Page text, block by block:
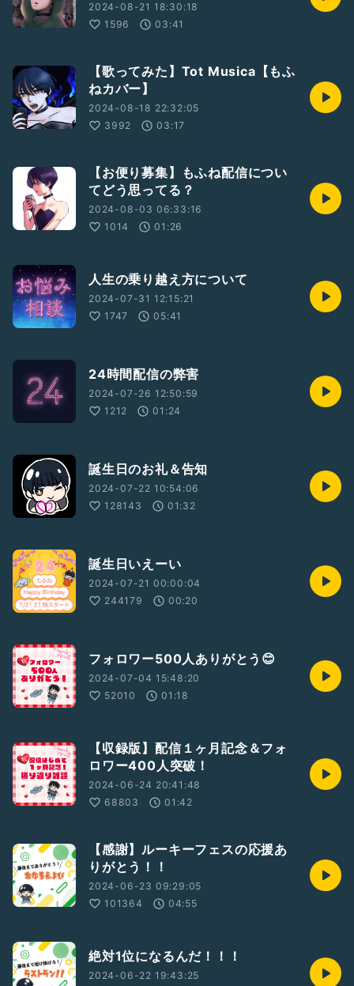
2024-08-21 18:30:18
1596
03:41
【歌ってみた】Tot Musica【もふ
ねカバー】
2024-08-18 22:32:05
3992
03:17
【お便り募集】もふね配信につい
てどう思ってる？
2024-08-03 06:33:16
1014
01:26
人生の乗り越え方について
2024-07-31 12:15:21
1747
05:41
24時間配信の弊害
2024-07-26 12:50:59
1212
01:24
誕生日のお礼＆告知
2024-07-22 10:54:06
128143
01:32
誕生日いえーい
2024-07-21 00:00:04
244179
00:20
フォロワー500人ありがとう😊
2024-07-04 15:48:20
52010
01:18
【収録版】配信１ヶ月記念＆フォ
ロワー400人突破！
2024-06-24 20:41:48
68803
01:42
【感謝】ルーキーフェスの応援あ
りがとう！！
2024-06-23 09:29:05
101364
04:55
絶対1位になるんだ！！！
2024-06-22 19:43:25